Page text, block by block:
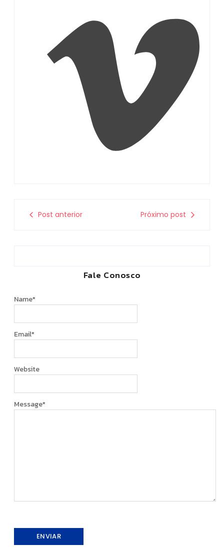
Post anterior Próximo post
Fale Conosco
Message*
Name*
Email*
Website